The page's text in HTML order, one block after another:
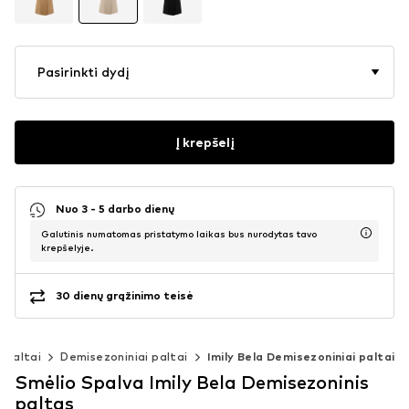
Pasirinkti dydį
Į krepšelį
Nuo 3 - 5 darbo dienų
Galutinis numatomas pristatymo laikas bus nurodytas tavo
krepšelyje.
30 dienų grąžinimo teisė
Paltai Demisezoniniai paltai Imily Bela Demisezoniniai paltai
Smėlio Spalva Imily Bela Demisezoninis
paltas